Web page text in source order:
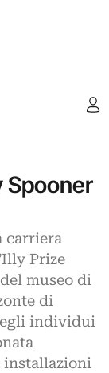
Spooner
carriera
Prize
museo di
di
individui
installazioni